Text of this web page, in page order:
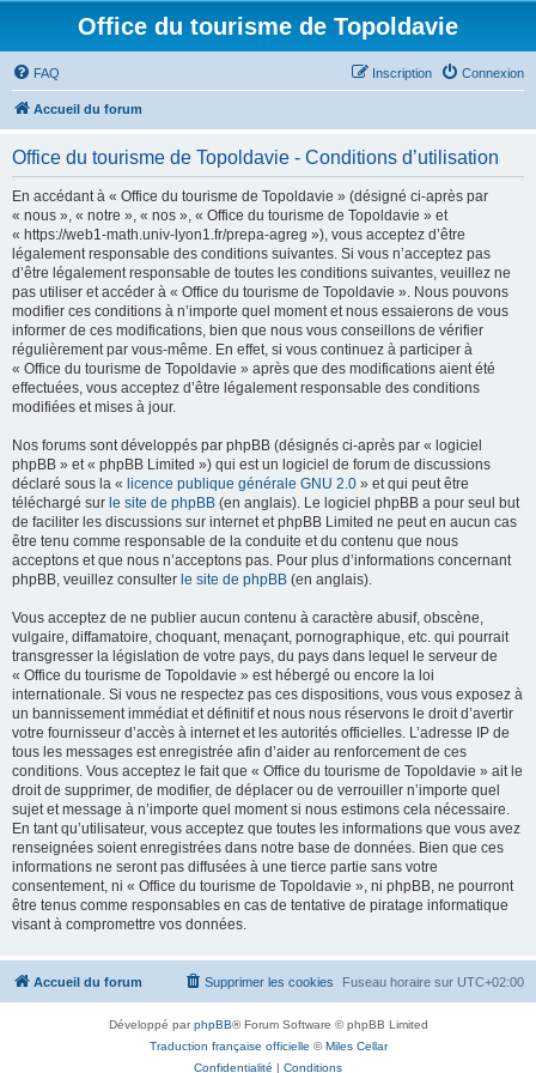
Office du tourisme de Topoldavie
FAQ Connexion
Inscription
Accueil du forum
Office du tourisme de Topoldavie - Conditions d’utilisation
En accédant à « Office du tourisme de Topoldavie » (désigné ci-après par
« nous », « notre », « nos », « Office du tourisme de Topoldavie » et
« https://web1-math.univ-lyon1.fr/prepa-agreg »), vous acceptez d’être
légalement responsable des conditions suivantes. Si vous n’acceptez pas
d’être légalement responsable de toutes les conditions suivantes, veuillez ne
pas utiliser et accéder à « Office du tourisme de Topoldavie ». Nous pouvons
modifier ces conditions à n’importe quel moment et nous essaierons de vous
informer de ces modifications, bien que nous vous conseillons de vérifier
régulièrement par vous-même. En effet, si vous continuez à participer à
« Office du tourisme de Topoldavie » après que des modifications aient été
effectuées, vous acceptez d’être légalement responsable des conditions
modifiées et mises à jour.
Nos forums sont développés par phpBB (désignés ci-après par « logiciel
phpBB » et « phpBB Limited ») qui est un logiciel de forum de discussions
déclaré sous la « licence publique générale GNU 2.0 » et qui peut être
téléchargé sur le site de phpBB (en anglais). Le logiciel phpBB a pour seul but
de faciliter les discussions sur internet et phpBB Limited ne peut en aucun cas
être tenu comme responsable de la conduite et du contenu que nous
acceptons et que nous n’acceptons pas. Pour plus d’informations concernant
phpBB, veuillez consulter le site de phpBB (en anglais).
Vous acceptez de ne publier aucun contenu à caractère abusif, obscène,
vulgaire, diffamatoire, choquant, menaçant, pornographique, etc. qui pourrait
transgresser la législation de votre pays, du pays dans lequel le serveur de
« Office du tourisme de Topoldavie » est hébergé ou encore la loi
internationale. Si vous ne respectez pas ces dispositions, vous vous exposez à
un bannissement immédiat et définitif et nous nous réservons le droit d’avertir
votre fournisseur d’accès à internet et les autorités officielles. L’adresse IP de
tous les messages est enregistrée afin d’aider au renforcement de ces
conditions. Vous acceptez le fait que « Office du tourisme de Topoldavie » ait le
droit de supprimer, de modifier, de déplacer ou de verrouiller n’importe quel
sujet et message à n’importe quel moment si nous estimons cela nécessaire.
En tant qu’utilisateur, vous acceptez que toutes les informations que vous avez
renseignées soient enregistrées dans notre base de données. Bien que ces
informations ne seront pas diffusées à une tierce partie sans votre
consentement, ni « Office du tourisme de Topoldavie », ni phpBB, ne pourront
être tenus comme responsables en cas de tentative de piratage informatique
visant à compromettre vos données.
Accueil du forum Fuseau horaire sur UTC+02:00
Supprimer les cookies
Développé parphpBB® Forum Software © phpBB Limited
Traduction française officielle ©Miles Cellar
Confidentialité | Conditions